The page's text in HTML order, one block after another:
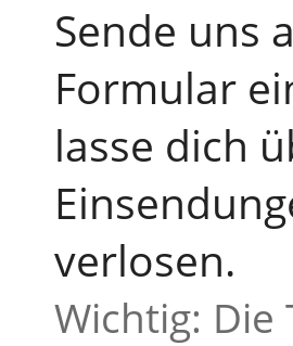
Sende uns
Formular
lasse dich
verlosen.
Wichtig: